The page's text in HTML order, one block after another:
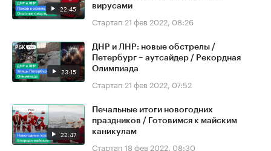
22:45
вирусами
Стартап 21 фев 2022, 08:26
23:15
ДНР и ЛНР: новые обстрелы /
Петербург – аутсайдер / Рекордная
Олимпиада
Стартап 21 фев 2022, 07:52
22:47
Печальные итоги новогодних
праздников / Готовимся к майским
каникулам
Стартап 18 фев 2022, 08:30